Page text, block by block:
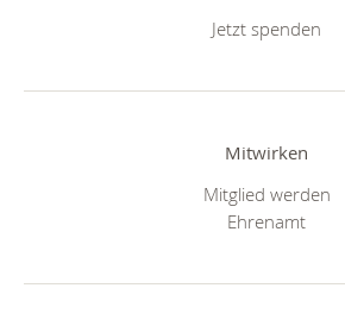
Jetzt spenden
Mitwirken
Mitglied werden
Ehrenamt